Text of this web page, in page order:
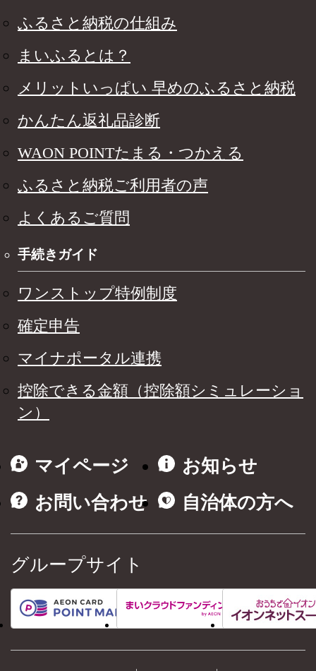
ふるさと納税の仕組み
まいふるとは？
メリットいっぱい 早めのふるさと納税
かんたん返礼品診断
WAON POINTたまる・つかえる
ふるさと納税ご利用者の声
よくあるご質問
手続きガイド
ワンストップ特例制度
確定申告
マイナポータル連携
控除できる金額（控除額シミュレーショ
ン）
マイページ
お知らせ
お問い合わせ
自治体の方へ
グループサイト